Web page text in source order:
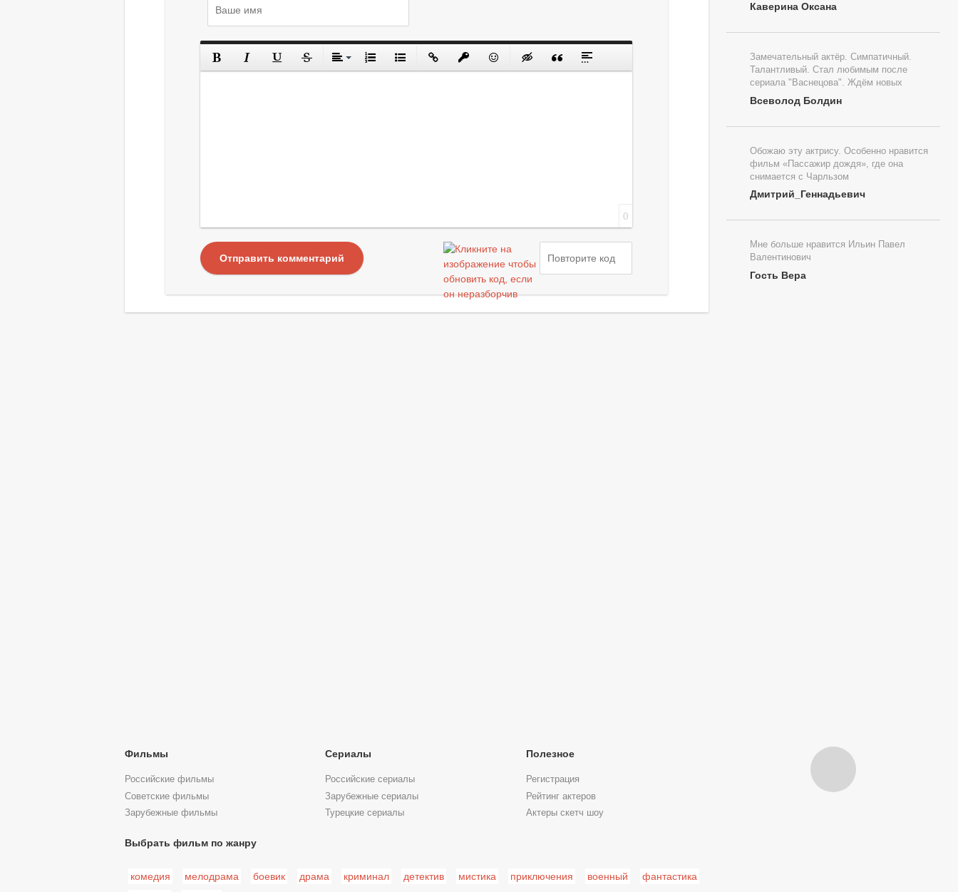
0
Отправить комментарий
Каверина Оксана
Замечательный актёр. Симпатичный.
Талантливый. Стал любимым после
сериала "Васнецова". Ждём новых
Всеволод Болдин
Обожаю эту актрису. Особенно нравится
фильм «Пассажир дождя», где она
снимается с Чарльзом
Дмитрий_Геннадьевич
Мне больше нравится Ильин Павел
Валентинович
Гость Вера
Фильмы
Российские фильмы
Советские фильмы
Зарубежные фильмы
Сериалы
Российские сериалы
Зарубежные сериалы
Турецкие сериалы
Полезное
Регистрация
Рейтинг актеров
Актеры скетч шоу
Выбрать фильм по жанру
комедия мелодрама боевик драма криминал детектив мистика приключения военный фантастика